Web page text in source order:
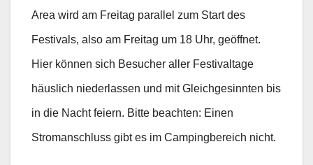
Area wird am Freitag parallel zum Start des
Festivals, also am Freitag um 18 Uhr, geöffnet.
Hier können sich Besucher aller Festivaltage
häuslich niederlassen und mit Gleichgesinnten bis
in die Nacht feiern. Bitte beachten: Einen
Stromanschluss gibt es im Campingbereich nicht.